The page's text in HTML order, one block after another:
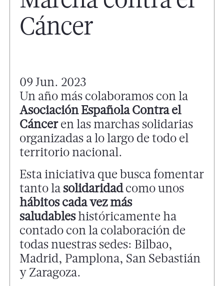
Cáncer
09 Jun. 2023
Un año más colaboramos con la
Asociación Española Contra el
Cánceren las marchas solidarias
organizadas a lo largo de todo el
territorio nacional.
Esta iniciativa que busca fomentar
tanto la solidaridadcomo unos
hábitos cada vez más
saludableshistóricamente ha
contado con la colaboración de
todas nuestras sedes: Bilbao,
Madrid, Pamplona, San Sebastián
y Zaragoza.